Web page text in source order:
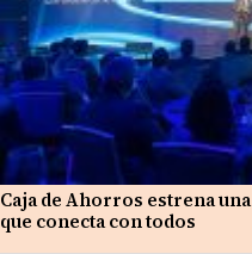
Caja de Ahorros estrena
que conecta con todos